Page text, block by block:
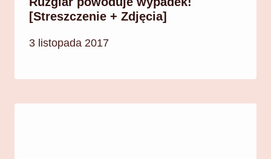
[Streszczenie + Zdjęcia]
3 listopada 2017